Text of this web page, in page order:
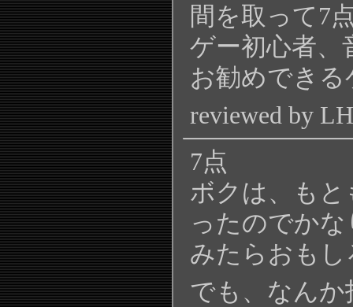
間を取って7
ゲー初心者、
お勧めでき
reviewed by
7点
ボクは、も
ったのでか
みたらおも
でも、なん